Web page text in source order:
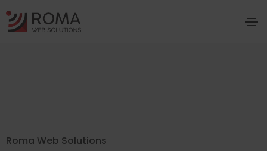
Roma Web Solutions